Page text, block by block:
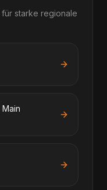
starke regionale